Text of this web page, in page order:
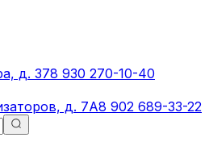
д. 378 930 270-10-40
д. 7А8 902 689-33-22